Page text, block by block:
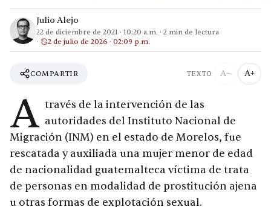
Julio Alejo
22 de diciembre de 2021 · 10:20 a.m. · 2 min de lectura
2 de julio de 2026 · 02:09 p.m.
COMPARTIR TEXTO A− A+
A través de la intervención de las
autoridades del Instituto Nacional de
Migración (INM) en el estado de Morelos, fue
rescatada y auxiliada una mujer menor de edad
de nacionalidad guatemalteca víctima de trata
de personas en modalidad de prostitución ajena
u otras formas de explotación sexual.